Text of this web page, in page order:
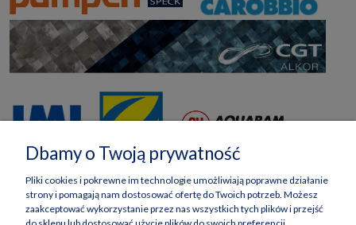
Dbamy o Twoją prywatność
Pliki cookies i pokrewne im technologie umożliwiają poprawne działanie
strony i pomagają nam dostosować ofertę do Twoich potrzeb. Możesz
zaakceptować wykorzystanie przez nas wszystkich tych plików i przejść